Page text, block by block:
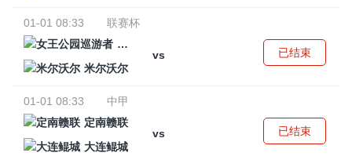
01-01 08:33
联赛杯
女王公园巡游者
vs
米尔沃尔
已结束
01-01 08:33
中甲
定南赣联
vs
大连鲲城
已结束